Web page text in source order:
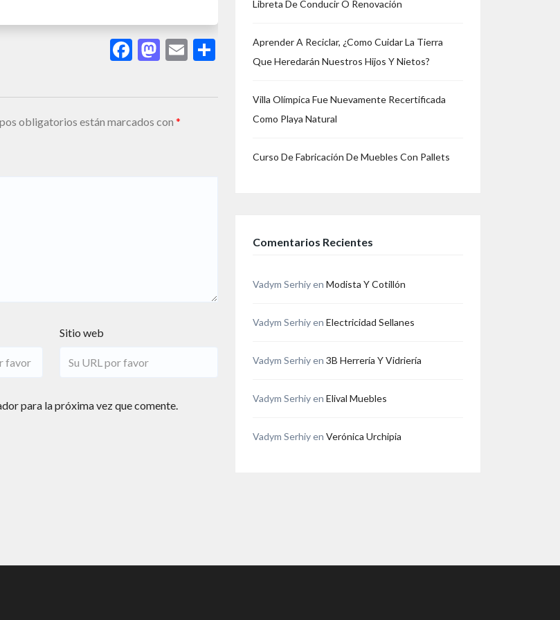
Facebook
Mastodon
EmailShare
obligatorios están marcados con *
Sitio web
para la próxima vez que comente.
Libreta De Conducir O Renovación
Aprender A Reciclar, ¿Como Cuidar La Tierra
Que Heredarán Nuestros Hijos Y Nietos?
Villa Olímpica Fue Nuevamente Recertificada
Como Playa Natural
Curso De Fabricación De Muebles Con Pallets
Comentarios Recientes
Vadym Serhiyen Modista Y Cotillón
Vadym Serhiyen Electricidad Sellanes
Vadym Serhiyen 3B Herrería Y Vidriería
Vadym Serhiyen Elival Muebles
Vadym Serhiyen Verónica Urchipia